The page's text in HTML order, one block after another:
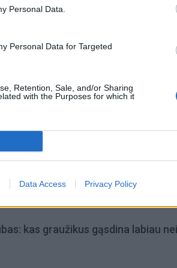
Personal Data.
Personal Data for Targeted
Retention, Sale, and/or Sharing
with the Purposes for which it
Data Access Privacy Policy
aktorė: „Jos vaidmenys išliks
kas graužikus gąsdina labiau